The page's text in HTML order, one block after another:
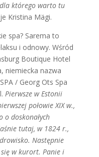
dla którego warto tu
Kristina Mägi.
spa? Sarema to
i odnowy. Wśród
Boutique Hotel
niemiecka nazwa
/ Georg Ots Spa
Pierwsze w Estonii
połowie XIX w.,
o doskonałych
tutaj, w 1824 r.,
Następnie
się w kurort. Panie i